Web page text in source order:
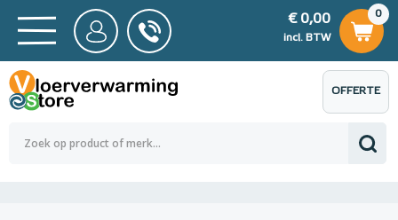
BTW
0,00
0
€ 0,00
incl. BTW
€ 0,00
OFFERTE
AANVRAGEN